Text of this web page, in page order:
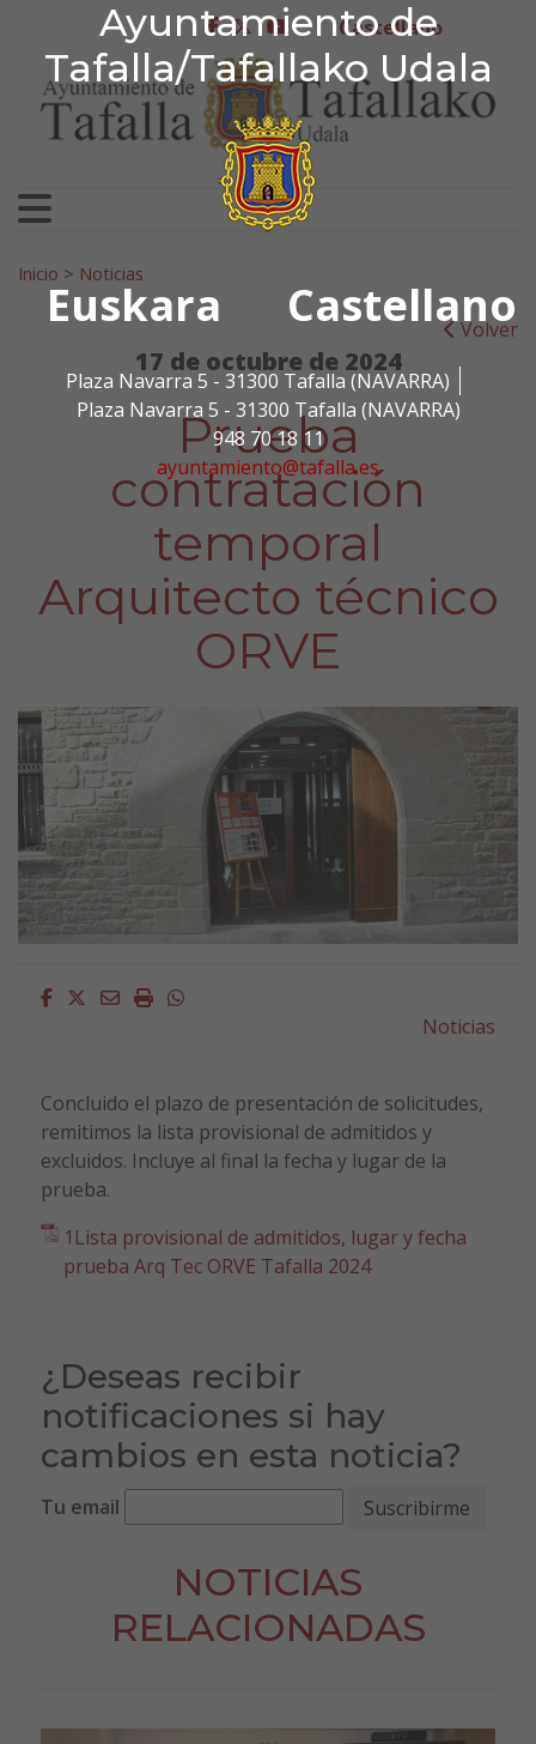
Ayuntamiento de
Tafalla/Tafallako Udala
Euskara Castellano
Plaza Navarra 5 - 31300 Tafalla (NAVARRA)
Plaza Navarra 5 - 31300 Tafalla (NAVARRA)
948 70 18 11
ayuntamiento@tafalla.es
Ir al contenido
Ayuntamiento de
facebook
twitter
youtubeCastellano
Search for:
Inicio > Noticias
Volver
17 de octubre de 2024
Prueba
contratación
temporal
Arquitecto técnico
ORVE
Facebook
Twitter
EmailImprimirWhatsapp
Noticias
Concluido el plazo de presentación de solicitudes,
remitimos la lista provisional de admitidos y
excluidos. Incluye al final la fecha y lugar de la
prueba.
1Lista provisional de admitidos, lugar y fecha
prueba Arq Tec ORVE Tafalla 2024
¿Deseas recibir
notificaciones si hay
cambios en esta noticia?
Tu email
NOTICIAS
RELACIONADAS